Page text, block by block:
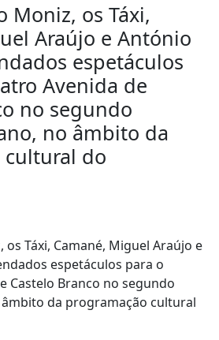
Moniz, os Táxi,
Araújo e António
espetáculos
Avenida de
no segundo
no âmbito da
cultural do
Táxi, Camané, Miguel Araújo e
espetáculos para o
Castelo Branco no segundo
da programação cultural